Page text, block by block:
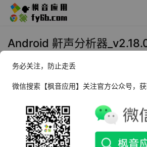
Android 鼾声分析器
2023年12月29日 11:01
声，帮您找出减轻鼾声的有效
帮助我们更好地理解或者甚至
务必关注，防止走丢
微信搜索【枫音应用】关注官方公众号，